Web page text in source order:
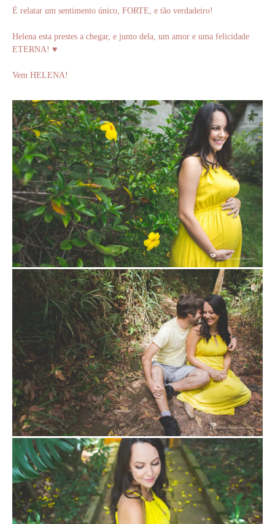
É relatar um sentimento único, FORTE, e tão verdadeiro!
Helena esta prestes a chegar, e junto dela, um amor e uma felicidade
ETERNA! ♥
Vem HELENA!